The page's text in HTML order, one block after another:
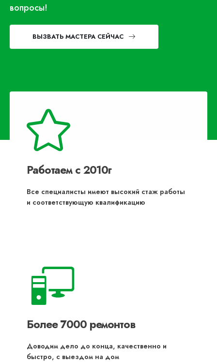
вопросы!
ВЫЗВАТЬ МАСТЕРА СЕЙЧАС
Работаем с 2010г
Все специалисты имеют высокий стаж работы
и соответствующую квалификацию
Более 7000 ремонтов
Доводим дело до конца, качественно и
быстро, с выездом на дом